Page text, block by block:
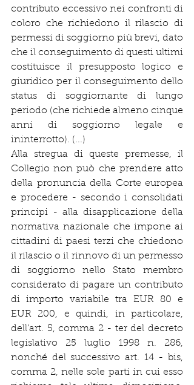
contributo eccessivo nei confronti di
coloro che richiedono il rilascio di
permessi di soggiorno più brevi, dato
che il conseguimento di questi ultimi
costituisce il presupposto logico e
giuridico per il conseguimento dello
status di soggiornante di lungo
periodo (che richiede almeno cinque
anni di soggiorno legale e
ininterrotto). (...)
Alla stregua di queste premesse, il
Collegio non può che prendere atto
della pronuncia della Corte europea
e procedere - secondo i consolidati
principi - alla disapplicazione della
normativa nazionale che impone ai
cittadini di paesi terzi che chiedono
il rilascio o il rinnovo di un permesso
di soggiorno nello Stato membro
considerato di pagare un contributo
di importo variabile tra EUR 80 e
EUR 200, e quindi, in particolare,
dell’art. 5, comma 2 - ter del decreto
legislativo 25 luglio 1998 n. 286,
nonché del successivo art. 14 - bis,
comma 2, nelle sole parti in cui esso